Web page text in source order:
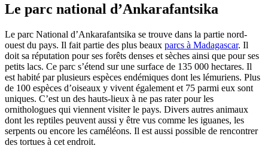
Le parc national d’Ankarafantsika
Le parc National d’Ankarafantsika se trouve dans la partie nord-
ouest du pays. Il fait partie des plus beaux parcs à Madagascar. Il
doit sa réputation pour ses forêts denses et sèches ainsi que pour ses
petits lacs. Ce parc s’étend sur une surface de 135 000 hectares. Il
est habité par plusieurs espèces endémiques dont les lémuriens. Plus
de 100 espèces d’oiseaux y vivent également et 75 parmi eux sont
uniques. C’est un des hauts-lieux à ne pas rater pour les
ornithologues qui viennent visiter le pays. Divers autres animaux
dont les reptiles peuvent aussi y être vus comme les iguanes, les
serpents ou encore les caméléons. Il est aussi possible de rencontrer
des tortues à cet endroit.